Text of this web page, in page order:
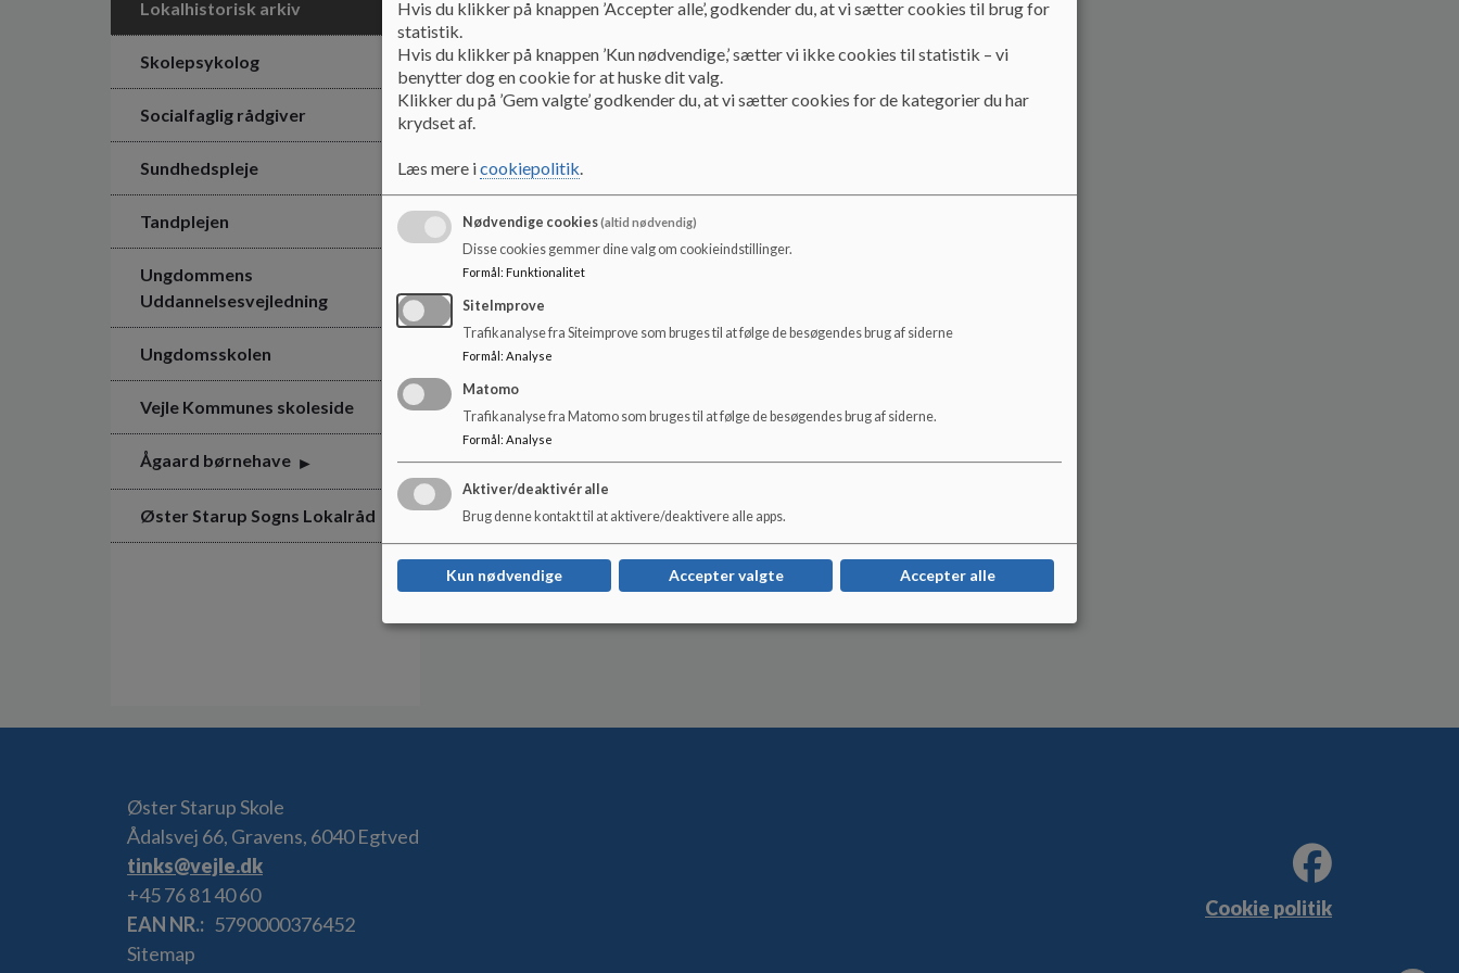
Lokalhistorisk arkiv
Skolepsykolog
Socialfaglig rådgiver
Sundhedspleje
Tandplejen
Ungdommens
Uddannelsesvejledning
Ungdomsskolen
Vejle Kommunes skoleside
Ågaard børnehave
Øster Starup Sogns Lokalråd
Lokalhistorisk arkiv
https://osterstaruplokalarkiv.dk/
Øster Starup Skole
Ådalsvej 66, Gravens, 6040 Egtved
tinks@vejle.dk
+45 76 81 40 60
EAN NR.
5790000376452
Sitemap
Cookie politik
Hvis du klikker på knappen ’Accepter alle’, godkender du, at vi sætter cookies til brug for
statistik.
Hvis du klikker på knappen ’Kun nødvendige,’ sætter vi ikke cookies til statistik – vi
benytter dog en cookie for at huske dit valg.
Klikker du på ’Gem valgte’ godkender du, at vi sætter cookies for de kategorier du har
krydset af.
Læs mere icookiepolitik.
Nødvendige cookies(altid nødvendig)
Disse cookies gemmer dine valg om cookieindstillinger.
Formål : Funktionalitet
SiteImprove
Trafikanalyse fra Siteimprove som bruges til at følge de besøgendes brug af siderne
Formål : Analyse
Matomo
Trafikanalyse fra Matomo som bruges til at følge de besøgendes brug af siderne.
Formål: Analyse
Aktiver/deaktivér alle
Brug denne kontakt til at aktivere/deaktivere alle apps.
Kun nødvendige Accepter valgte Accepter alle